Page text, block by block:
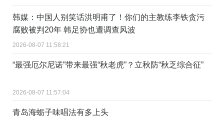
韩媒：中国人别笑话洪明甫了！你们的主教练李铁贪污
腐败被判20年 韩足协也遭调查风波
2026-08-07 11:58:21
“最强厄尔尼诺”带来最强“秋老虎”？立秋防“秋乏综合征”
2026-08-07 11:57:04
青岛海蛎子味唱法有多上头